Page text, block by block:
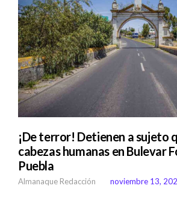
¡De terror! Detienen a sujeto
cabezas humanas en Bulevar
Puebla
Almanaque Redacción noviembre 13,